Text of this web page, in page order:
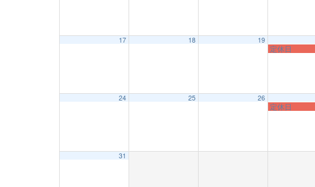
17 18 19
定休日
24 25 26
定休日
31